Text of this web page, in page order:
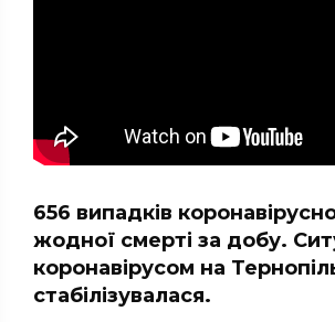
656 випадків
жодної смерті за добу.
коронавірусом на
стабілізувалася.